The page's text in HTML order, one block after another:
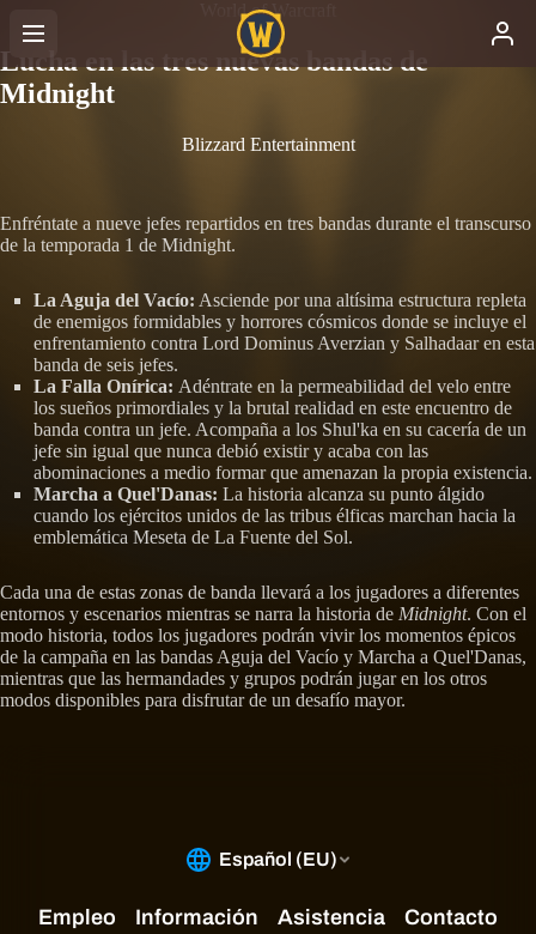
World of Warcraft
Lucha en las tres nuevas bandas de
Midnight
Blizzard Entertainment
Enfréntate a nueve jefes repartidos en tres bandas durante el transcurso
de la temporada 1 de Midnight.
La Aguja del Vacío: Asciende por una altísima estructura repleta
de enemigos formidables y horrores cósmicos donde se incluye el
enfrentamiento contra Lord Dominus Averzian y Salhadaar en esta
banda de seis jefes.
La Falla Onírica: Adéntrate en la permeabilidad del velo entre
los sueños primordiales y la brutal realidad en este encuentro de
banda contra un jefe. Acompaña a los Shul'ka en su cacería de un
jefe sin igual que nunca debió existir y acaba con las
abominaciones a medio formar que amenazan la propia existencia.
Marcha a Quel'Danas: La historia alcanza su punto álgido
cuando los ejércitos unidos de las tribus élficas marchan hacia la
emblemática Meseta de La Fuente del Sol.
Cada una de estas zonas de banda llevará a los jugadores a diferentes
entornos y escenarios mientras se narra la historia de Midnight. Con el
modo historia, todos los jugadores podrán vivir los momentos épicos
de la campaña en las bandas Aguja del Vacío y Marcha a Quel'Danas,
mientras que las hermandades y grupos podrán jugar en los otros
modos disponibles para disfrutar de un desafío mayor.